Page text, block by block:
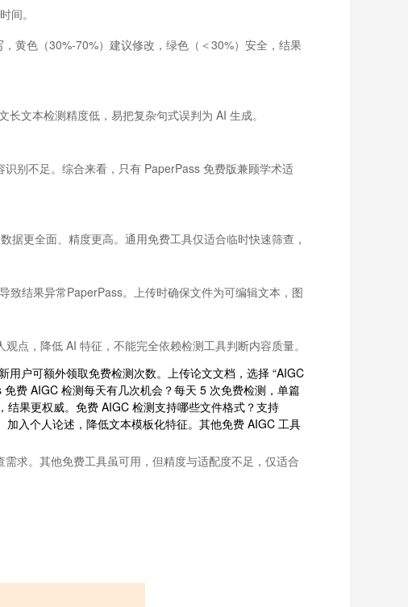
间。
黄色（30%-70%）建议修改，绿色（＜30%）安全，结果
文本检测精度低，易把复杂句式误判为 AI 生成。
别不足。综合来看，只有 PaperPass 免费版兼顾学术适
更全面、精度更高。通用免费工具仅适合临时快速筛查，
致结果异常PaperPass。上传时确保文件为可编辑文本，图
点，降低 AI 特征，不能完全依赖检测工具判断内容质量。
户可额外领取免费检测次数。上传论文文档，选择 “AIGC
费 AIGC 检测每天有几次机会？每天 5 次免费检测，单篇
果更权威。免费 AIGC 检测支持哪些文件格式？支持
入个人论述，降低文本模板化特征。其他免费 AIGC 工具
求。其他免费工具虽可用，但精度与适配度不足，仅适合